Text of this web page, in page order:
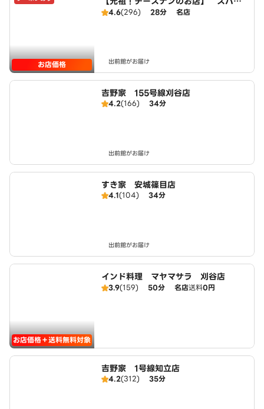
お店価格
マナ 刈谷店
4.6(296) 28分 名店
出前館がお届け
吉野家 155号線刈谷店
4.2(166) 34分
出前館がお届け
すき家 安城篠目店
4.1(104) 34分
出前館がお届け
お店価格＋送料無料対象
インド料理 マヤマサラ 刈谷店
3.9(159) 50分 名店送料0円
吉野家 1号線知立店
4.2(312) 35分